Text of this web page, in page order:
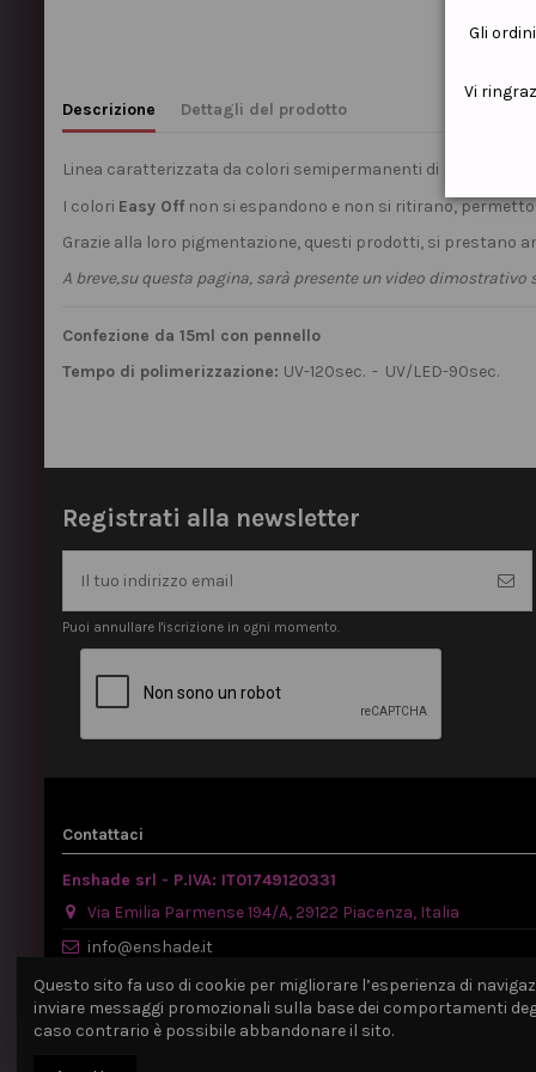
Descrizione Dettagli del prodotto
Linea caratterizzata da colori semipermanenti di media
I colori Easy Offnon si espandono e non si ritirano,
Grazie alla loro pigmentazione, questi prodotti, si prestano
A breve,su questa pagina, sarà presente un video
Confezione da 15ml con pennello
Tempo di polimerizzazione: UV-120sec. - UV/LED-90sec.
Registrati alla newsletter
Puoi annullare l'iscrizione in ogni momento.
Contattaci
Enshade srl - P.IVA: IT01749120331
Via Emilia Parmense 194/A, 29122 Piacenza, Italia
info@enshade.it
P.IVA: IT01749120331
Gli
Vi
Questo sito fa uso di cookie per migliorare l’esperienza di
inviare messaggi promozionali sulla base dei comportamenti
caso contrario è possibile abbandonare il sito.